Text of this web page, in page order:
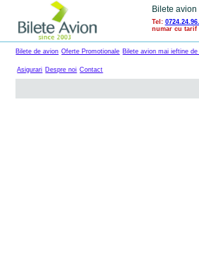
Bilete avion
Tel:
numar cu tarif
Bilete de avion Oferte Promotionale Bilete avion mai ieftine de
Asigurari Despre noi Contact